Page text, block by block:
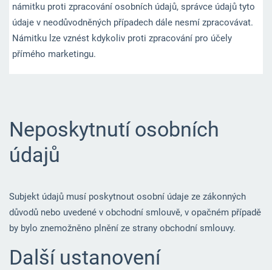
námitku proti zpracování osobních údajů, správce údajů tyto
údaje v neodůvodněných případech dále nesmí zpracovávat.
Námitku lze vznést kdykoliv proti zpracování pro účely
přímého marketingu.
Neposkytnutí osobních
údajů
Subjekt údajů musí poskytnout osobní údaje ze zákonných
důvodů nebo uvedené v obchodní smlouvě, v opačném případě
by bylo znemožněno plnění ze strany obchodní smlouvy.
Další ustanovení